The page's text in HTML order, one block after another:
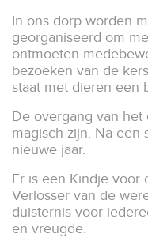
In ons dorp worden
georganiseerd om
ontmoeten
bezoeken van de
staat met dieren een
De overgang van het
magisch zijn. Na een
nieuwe jaar.
Er is een Kindje voor
Verlosser van de
duisternis voor
en vreugde.